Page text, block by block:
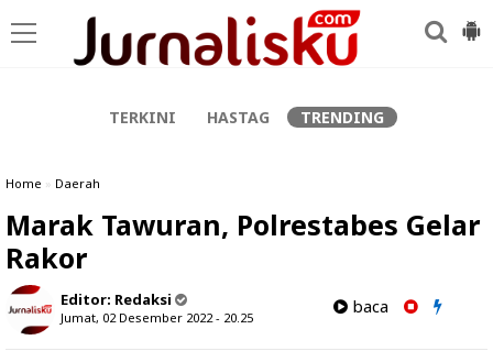
TERKINI HASTAG TRENDING
Home » Daerah
Marak Tawuran, Polrestabes Gelar
Rakor
Editor: Redaksi
Jumat, 02 Desember 2022 - 20.25
baca